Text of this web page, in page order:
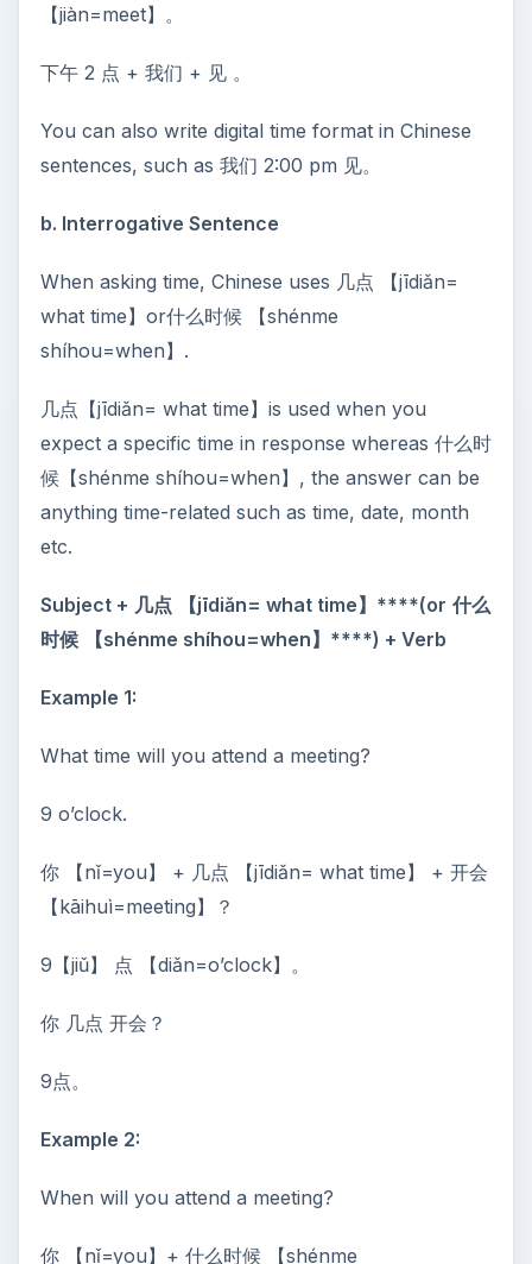
【jiàn=meet】。
下午 2 点 + 我们 + 见 。
You can also write digital time format in Chinese
sentences, such as 我们 2:00 pm 见。
b. Interrogative Sentence
When asking time, Chinese uses 几点 【jīdiǎn=
what time】or什么时候 【shénme
shíhou=when】.
几点【jīdiǎn= what time】is used when you
expect a specific time in response whereas 什么时
候【shénme shíhou=when】, the answer can be
anything time-related such as time, date, month
etc.
Subject + 几点 【jīdiǎn= what time】****(or 什么
时候
【shénme shíhou=when】****) + Verb
Example 1:
What time will you attend a meeting?
9 o’clock.
你 【nǐ=you】 + 几点 【jīdiǎn= what time】 + 开会
【kāihuì=meeting】？
9【jiǔ】 点 【diǎn=o’clock】。
你 几点 开会？
9点。
Example 2:
When will you attend a meeting?
你 【nǐ=you】+ 什么时候 【shénme